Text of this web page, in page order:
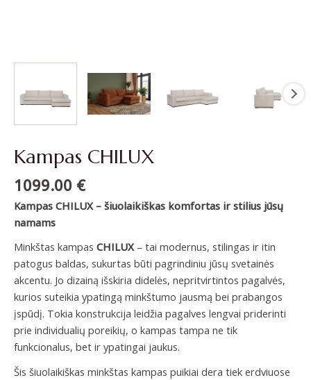
Kampas CHILUX
1099.00 €
Kampas CHILUX – šiuolaikiškas komfortas ir stilius jūsų
namams
Minkštas kampas CHILUX– tai modernus, stilingas ir itin
patogus baldas, sukurtas būti pagrindiniu jūsų svetainės
akcentu. Jo dizainą išskiria didelės, nepritvirtintos pagalvės,
kurios suteikia ypatingą minkštumo jausmą bei prabangos
įspūdį. Tokia konstrukcija leidžia pagalves lengvai priderinti
prie individualių poreikių, o kampas tampa ne tik
funkcionalus, bet ir ypatingai jaukus.
Šis šiuolaikiškas minkštas kampas puikiai dera tiek erdviuose